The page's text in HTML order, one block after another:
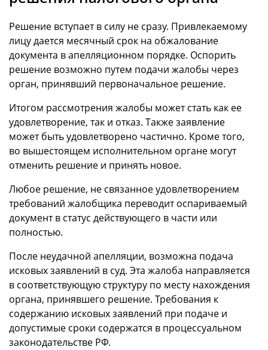
Решение вступает в силу не сразу. Привлекаемому
лицу дается месячный срок на обжалование
документа в апелляционном порядке. Оспорить
решение возможно путем подачи жалобы через
орган, принявший первоначальное решение.
Итогом рассмотрения жалобы может стать как ее
удовлетворение, так и отказ. Также заявление
может быть удовлетворено частично. Кроме того,
во вышестоящем исполнительном органе могут
отменить решение и принять новое.
Любое решение, не связанное удовлетворением
требований жалобщика переводит оспариваемый
документ в статус действующего в части или
полностью.
После неудачной апелляции, возможна подача
исковых заявлений в суд. Эта жалоба направляется
в соответствующую структуру по месту нахождения
органа, принявшего решение. Требования к
содержанию исковых заявлений при подаче и
допустимые сроки содержатся в процессуальном
законодательстве РФ.